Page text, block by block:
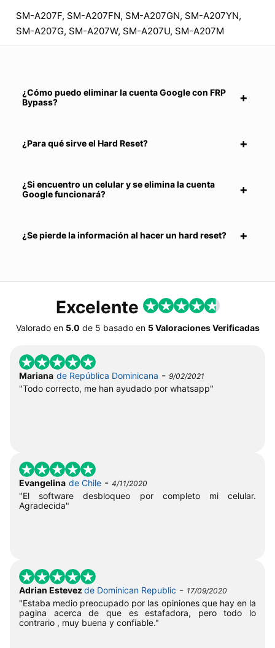
SM-A207F, SM-A207FN, SM-A207GN, SM-A207YN,
SM-A207G, SM-A207W, SM-A207U, SM-A207M
¿Cómo puedo eliminar la cuenta Google con FRP
Bypass?
¿Para qué sirve el Hard Reset?
¿Si encuentro un celular y se elimina la cuenta
Google funcionará?
¿Se pierde la información al hacer un hard reset?
Excelente
Valorado en 5.0 de 5 basado en 5 Valoraciones Verificadas
Mariana de República Dominicana - 9/02/2021
"Todo correcto, me han ayudado por whatsapp"
Evangelina de Chile - 4/11/2020
"El software desbloqueo por completo mi celular.
Agradecida"
Adrian Estevezde Dominican Republic - 17/09/2020
"Estaba medio preocupado por las opiniones que hay en la
pagina acerca de que es estafadora, pero todo lo
contrario , muy buena y confiable."